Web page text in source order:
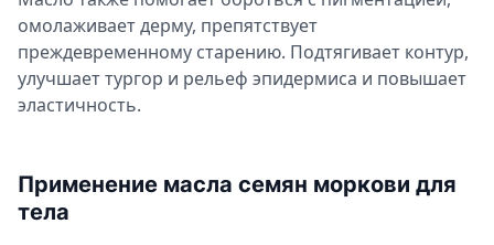
омолаживает дерму, препятствует
преждевременному старению. Подтягивает контур,
улучшает тургор и рельеф эпидермиса и повышает
эластичность.
Применение масла семян моркови для
тела